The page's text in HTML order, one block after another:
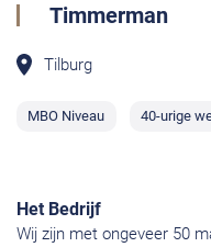
Timmerman
Tilburg
MBO Niveau 40-urige
Het Bedrijf
Wij zijn met ongeveer 50